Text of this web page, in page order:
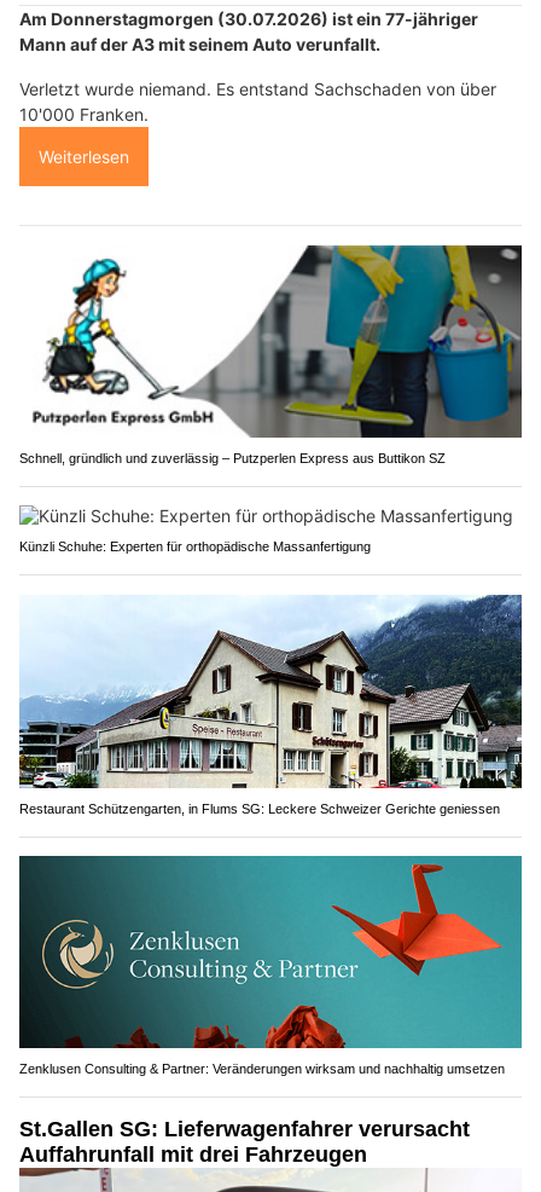
Am Donnerstagmorgen (30.07.2026) ist ein 77-jähriger
Mann auf der A3 mit seinem Auto verunfallt.
Verletzt wurde niemand. Es entstand Sachschaden von über
10'000 Franken.
Weiterlesen
Schnell, gründlich und zuverlässig – Putzperlen Express aus Buttikon SZ
Künzli Schuhe: Experten für orthopädische Massanfertigung
Restaurant Schützengarten, in Flums SG: Leckere Schweizer Gerichte geniessen
Zenklusen Consulting & Partner: Veränderungen wirksam und nachhaltig umsetzen
St.Gallen SG: Lieferwagenfahrer verursacht
Auffahrunfall mit drei Fahrzeugen